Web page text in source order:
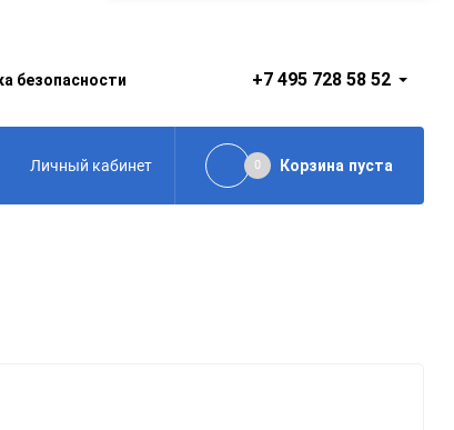
безопасности +7 495 728 58 52
Личный кабинет 0 Корзина пуста